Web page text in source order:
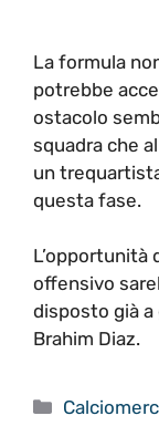
La formula
potrebbe
ostacolo
squadra che
un
questa fase.
L’opportunità
offensivo
disposto già a
Brahim Diaz.
Categorie